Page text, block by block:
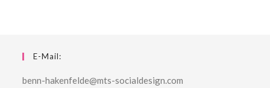
E-Mail:
benn-hakenfelde@mts-socialdesign.com